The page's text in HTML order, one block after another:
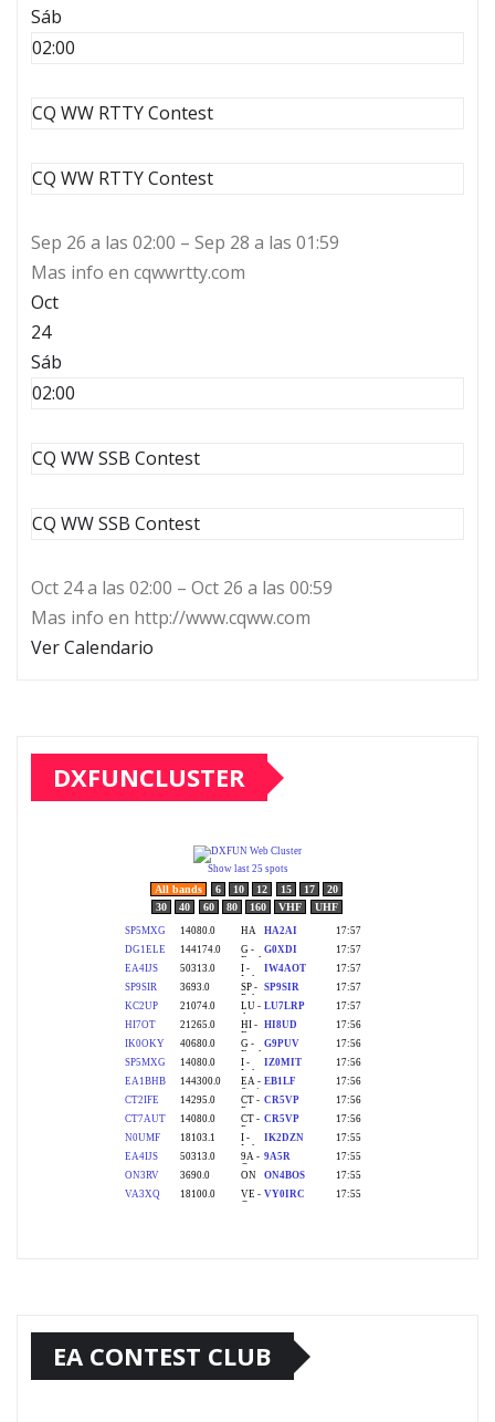
Sáb
02:00
CQ WW RTTY Contest
CQ WW RTTY Contest
Sep 26 a las 02:00 – Sep 28 a las 01:59
Mas info en cqwwrtty.com
Oct
24
Sáb
02:00
CQ WW SSB Contest
CQ WW SSB Contest
Oct 24 a las 02:00 – Oct 26 a las 00:59
Mas info en http://www.cqww.com
Ver Calendario
DXFUNCLUSTER
EA CONTEST CLUB